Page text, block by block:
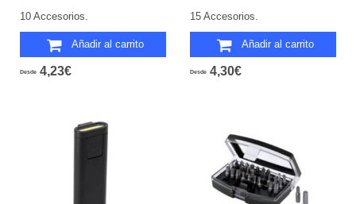
10 Accesorios.
Añadir al carrito
Desde 4,23€
15 Accesorios.
Añadir al carrito
Desde 4,30€